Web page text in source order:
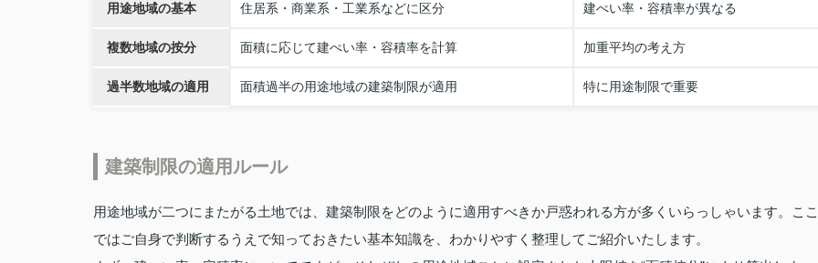
用途地域の基本 住居系・商業系・工業系などに区分 建ぺい率・容積率が異なる
複数地域の按分 面積に応じて建ぺい率・容積率を計算 加重平均の考え方
過半数地域の適用 面積過半の用途地域の建築制限が適用 特に用途制限で重要
建築制限の適用ルール
用途地域が二つにまたがる土地では、建築制限をどのように適用すべきか戸惑われる方が多くいらっしゃいます。ここ
ではご自身で判断するうえで知っておきたい基本知識を、わかりやすく整理してご紹介いたします。